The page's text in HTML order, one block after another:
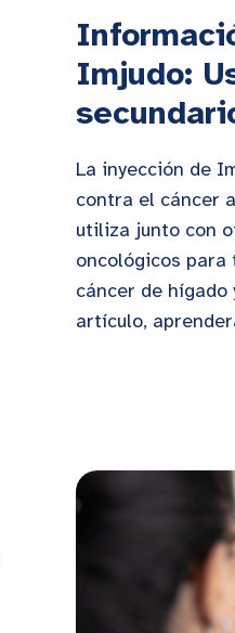
Imjudo:
La inyección de
contra el cáncer
utiliza junto con
oncológicos
cáncer de hígado
artículo,